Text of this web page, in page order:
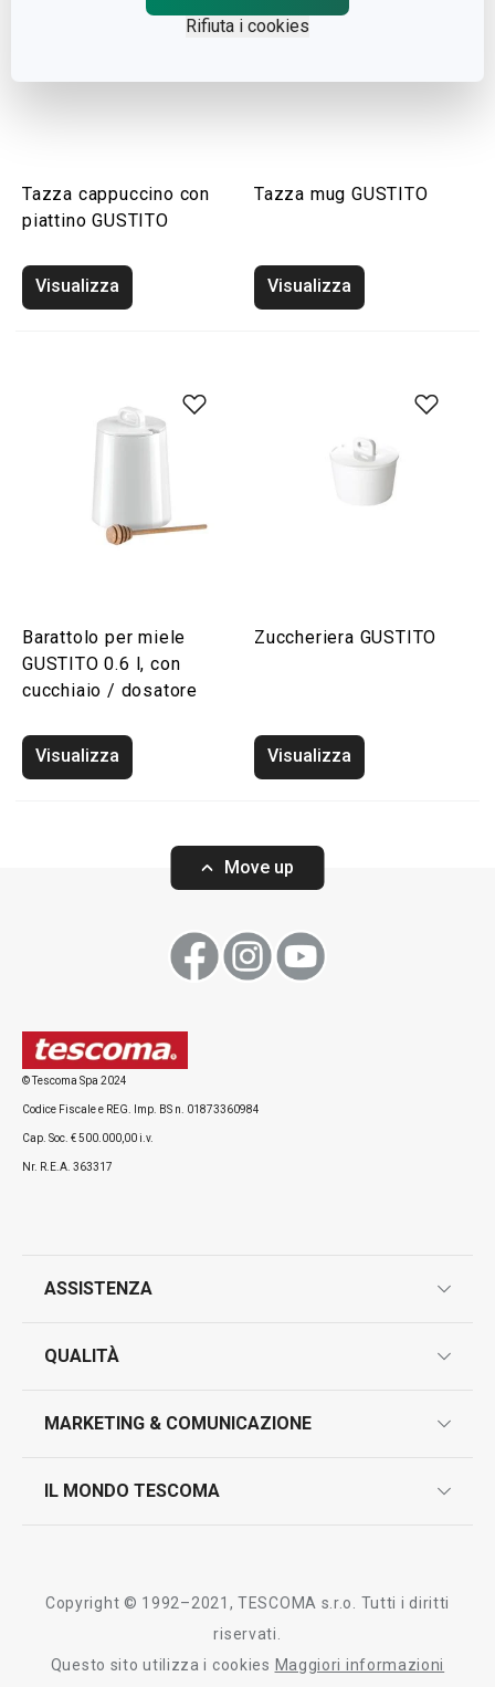
Rifiuta i cookies
Tazza cappuccino con
piattino GUSTITO
Visualizza
Tazza mug GUSTITO
Visualizza
Barattolo per miele
GUSTITO 0.6 l, con
cucchiaio / dosatore
Visualizza
Zuccheriera GUSTITO
Visualizza
Move up
© Tescoma Spa 2024
Codice Fiscale e REG. Imp. BS n. 01873360984
Cap. Soc. € 500.000,00 i.v.
Nr. R.E.A. 363317
ASSISTENZA
contatti
QUALITÀ
test sui prodotti
MARKETING & COMUNICAZIONE
IL MONDO TESCOMA
Tescoma nel mondo
Copyright © 1992–2021, TESCOMA s.r.o. Tutti i diritti
riservati.
Questo sito utilizza i cookies Maggiori informazioni